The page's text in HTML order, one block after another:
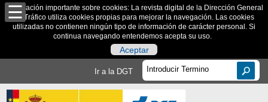
Información importante sobre cookies: La revista digital de la Dirección General
de Tráfico utiliza cookies propias para mejorar la navegación. Las cookies
utilizadas no contienen ningún tipo de información de carácter personal. Si
continua navegando entendemos acepta su uso.
Aceptar
Ir a la DGT